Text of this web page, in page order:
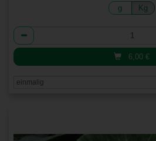
g Kg
Anzahl
6,00 €